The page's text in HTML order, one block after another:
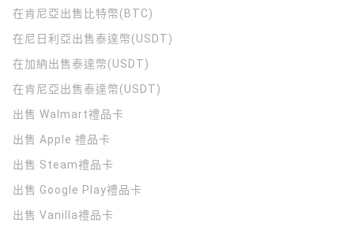
在肯尼亞出售比特幣(BTC)
在尼日利亞出售泰達幣(USDT)
在加納出售泰達幣(USDT)
在肯尼亞出售泰達幣(USDT)
出售 Walmart禮品卡
出售 Apple 禮品卡
出售 Steam禮品卡
出售 Google Play禮品卡
出售 Vanilla禮品卡